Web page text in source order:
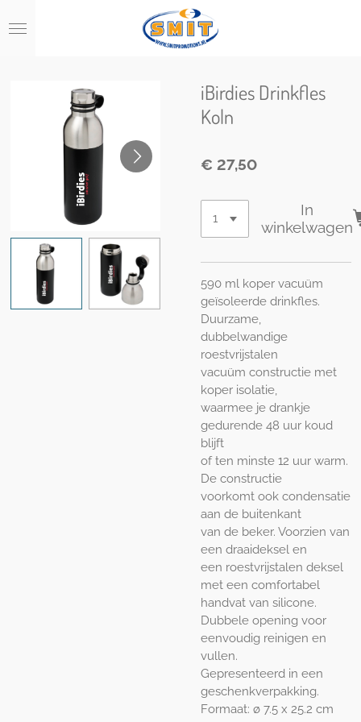
direct
hoofdinhoud
iBirdies Drinkfles
Koln
€ 27,50
In
winkelwagen
590 ml koper vacuüm
geïsoleerde drinkfles.
Duurzame,
dubbelwandige
roestvrijstalen
vacuüm constructie met
koper isolatie,
waarmee je drankje
gedurende 48 uur koud
blijft
of ten minste 12 uur warm.
De constructie
voorkomt ook condensatie
aan de buitenkant
van de beker. Voorzien van
een draaideksel en
een roestvrijstalen deksel
met een comfortabel
handvat van silicone.
Dubbele opening voor
eenvoudig reinigen en
vullen.
Gepresenteerd in een
geschenkverpakking.
Formaat: ø 7.5 x 25.2 cm